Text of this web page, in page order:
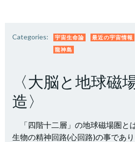
Categories: 宇宙生命論 最近の宇宙情報
龍神島
〈大脳と地球磁
造〉
「四階十二層」の地球磁場圏と
生物の精神回路(心回路)の事であ